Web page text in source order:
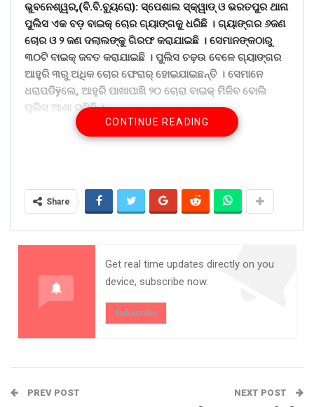
ଭୁବନେଶ୍ୱର,(ବି.ବି.ବୁ୍ୟରୋ): ସ୍ପେଶାଲ ସ୍କ୍ୱାଡ୍ ଓ ଭରତପୁର ଥାନା
ପୁଲିସ ଏକ ବଡ଼ ବାଇକ୍ ଚୋର ଗ୍ୟାଙ୍ଗକୁ ଧରିଛି । ଗ୍ୟାଙ୍ଗର ୬ଜଣ
ଚୋର ଓ ୨ ଜଣ ଦଲାଲଙ୍କୁ ଗିରଫ କରାଯାଇଛି । ସେମାନଙ୍କଠାରୁ
୩୦ଟି ବାଇକ୍ ଜବତ କରାଯାଇଛି । ପୁଲିସ ଚଢ଼ଉ ବେଳେ ଗ୍ୟାଙ୍ଗର
ଆହୁରି ୩ରୁ ଅଧିକ ଚୋର ଫେରାର୍ ହୋଇଯାଇଛନ୍ତି । ସେମାନେ
ଧରାପଡିÿଲେ, ଆହୁରି ପାଖାପାଖି ୨୦ ଚୋରା ବାଇକ୍ ମିଳିବ ବୋଲି
ପୁଲିସ ଆଶା ରଖିଛି ।
ଅଭିଯୁକ୍ତମାନେ ହେଲେ ପୁରୀ ଗଡିଶାଗଦାର ପ୍ରଦୀପ
ପାଇକରାୟ(୨୨), ପୁରୀ ସମୁଦ୍ରକୂଳ ଥାନାର ଆକାଶ ବେହେରା ଓରଫ୍
ହେଲେ ଗଞ୍ଜାମ କବିସୂର୍ଯ୍ୟନଗର ଅଞ୍ଚଳର ମିଥୁନ ବିଶୋଇ (୨୮) ଓ
ଗଞ୍ଜାମ ଖଲିକୋଟର ଅମୀନ ସାହୁ ଓରଫ ରାଜ (୨୯) । ୨ ଦଲାଲ ଚୋରା
ମାଷ୍ଟରମାଇଣ୍ଡ ଥିଲା ପ୍ରଦୀପ । ଚୋରମାନେ ରାତିଅଧରେ ସହର
ବୁଲି ଅପରେସନ କରୁଥିଲେ । ରାଜଧାନୀ ଉପକଣ୍ଠର ନିଛାଟିଆ
ଅଞ୍ଚଳ ସେମାନଙ୍କ ଟାର୍ଗେଟରେ ଥିଲା । ଭରତପୁର, ତମାଣ୍ଡୋ,
ଯାଁଳା, ଆଇଗିଣିଆ, କଳିଙ୍ଗନଗର, ଜଟଣୀ, ପାତ୍ରପଡ଼ା, ପିତାପଲ୍ଲୀ
ଓ ଆଖପାଖ ଅଞ୍ଚଳରେ ଘର ସାମ୍ନାରୁ ବାଇକ୍ ଚୋରି କରୁଥିଲେ ।
Share on:
CONTINUE READING
Share
Get real time updates directly on you
device, subscribe now.
Subscribe
PREV POST NEXT POST